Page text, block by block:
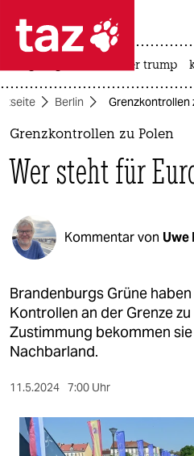
 taz zahl
taz zahl ich
politik
öko
gesellschaft
kultur
sport
wahrheit
usa unter trump
Berlin Grenzkontrollen
Grenzkontrollen zu Polen
Wer steht für
Kommentar von Uwe
Brandenburgs Grüne
Kontrollen an der Grenze
Zustimmung bekommen
Nachbarland.
11.5.2024 7:00 Uhr